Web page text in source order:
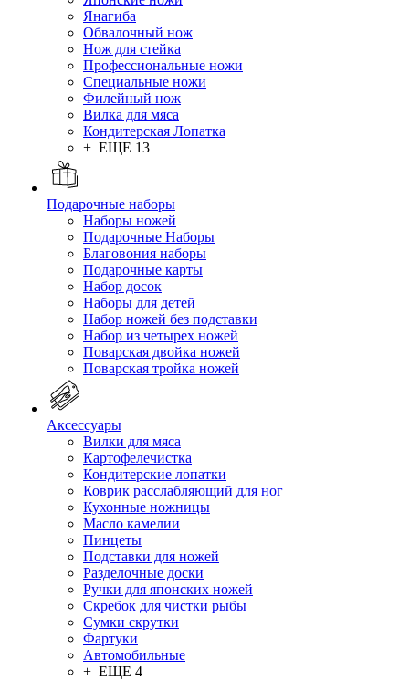
Янагиба
Обвалочный нож
Нож для стейка
Профессиональные ножи
Специальные ножи
Филейный нож
Вилка для мяса
Кондитерская Лопатка
+ ЕЩЕ 13
Подарочные наборы
Наборы ножей
Подарочные Наборы
Благовония наборы
Подарочные карты
Набор досок
Наборы для детей
Набор ножей без подставки
Набор из четырех ножей
Поварская двойка ножей
Поварская тройка ножей
Аксессуары
Вилки для мяса
Картофелечистка
Кондитерские лопатки
Коврик расслабляющий для ног
Кухонные ножницы
Масло камелии
Пинцеты
Подставки для ножей
Разделочные доски
Ручки для японских ножей
Скребок для чистки рыбы
Сумки скрутки
Фартуки
Автомобильные
+ ЕЩЕ 4